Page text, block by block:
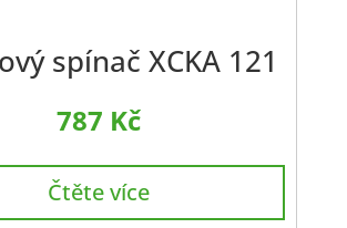
spínač XCKA 121
787 Kč
Čtěte více